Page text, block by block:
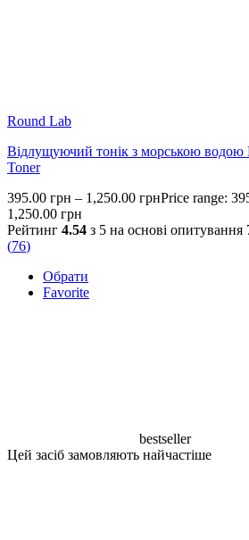
Round Lab
Відлущуючий тонік з морською водою
Toner
395.00 грн – 1,250.00 грнPrice range:
1,250.00 грн
Рейтинг 4.54 з 5 на основі опитування
(76)
Обрати
Favorite
bestseller
Цей засіб замовляють найчастіше